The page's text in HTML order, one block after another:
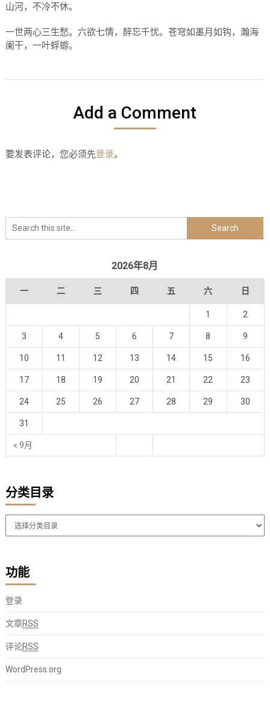
山河，不冷不休。
一世两心三生愁。六欲七情，醉忘千忧。苍穹如墨月如钩，瀚海
阑干，一叶蜉蝣。
Add a Comment
要发表评论，您必须先登录。
2026年8月
一 二 三 四 五 六 日
« 9月
1 2
3 4 5 6 7 8 9
10 11 12 13 14 15 16
17 18 19 20 21 22 23
24 25 26 27 28 29 30
31
分类目录
功能
登录
文章RSS
评论RSS
WordPress.org